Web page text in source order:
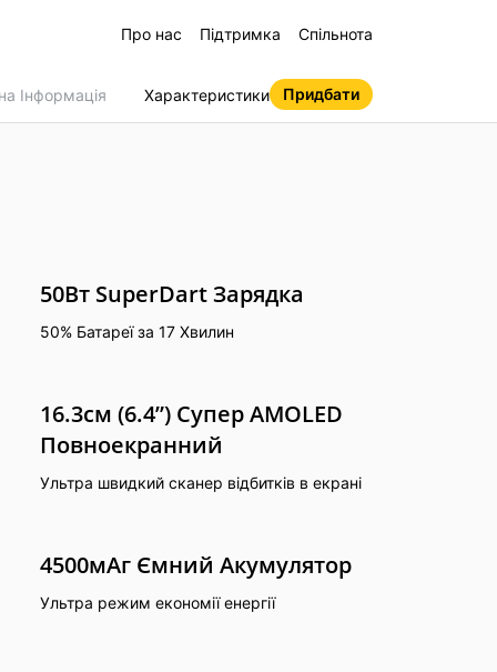
Про нас Підтримка Спільнота
Інформація Характеристики Придбати
50Вт SuperDart Зарядка
50% Батареї за 17 Хвилин
16.3см (6.4”) Супер AMOLED
Повноекранний
Ультра швидкий сканер відбитків в екрані
4500мАг Ємний Акумулятор
Ультра режим економії енергії